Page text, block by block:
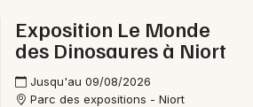
Exposition Le Monde
des Dinosaures à Niort
Jusqu'au 09/08/2026
Parc des expositions - Niort